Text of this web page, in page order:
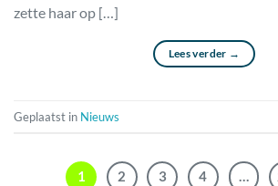
zette haar op […]
Lees verder →
Geplaatst in Nieuws
1 2 3 4 …